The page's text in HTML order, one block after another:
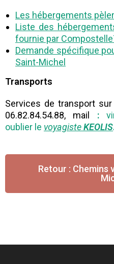
Les hébergements
Liste des
fournie par
Demande spécifique
Saint-Michel
Transports
Services de transport
06.82.84.54.88, mail :
oublier le voyagisteKEOLIS
Retour : Chemins